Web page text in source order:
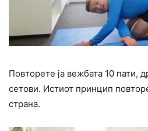
Повторете ја вежбата 10 пати,
сетови. Истиот принцип
страна.